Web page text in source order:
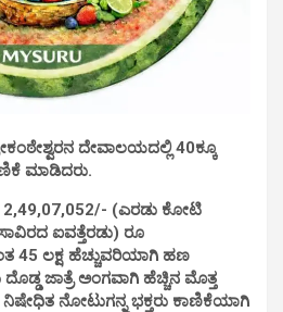
ದೇವಾಲಯದಲ್ಲಿ 40ಕ್ಕೂ
ಮಾಡಿದರು.
2,49,07,052/- (ಎರಡು ಕೋಟಿ
ಐವತ್ತೆರಡು) ರೂ
45 ಲಕ್ಷ ಹೆಚ್ಚುವರಿಯಾಗಿ ಹಣ
ಜಾತ್ರೆ ಅಂಗವಾಗಿ ಹೆಚ್ಚಿನ ಮೊತ್ತ
ನೋಟುಗನ್ನ ಭಕ್ತರು ಕಾಣಿಕೆಯಾಗಿ